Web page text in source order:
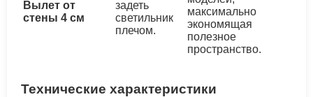
Вылет от
стены 4 см
задеть
светильник
плечом.
максимально
экономящая
полезное
пространство.
Технические характеристики